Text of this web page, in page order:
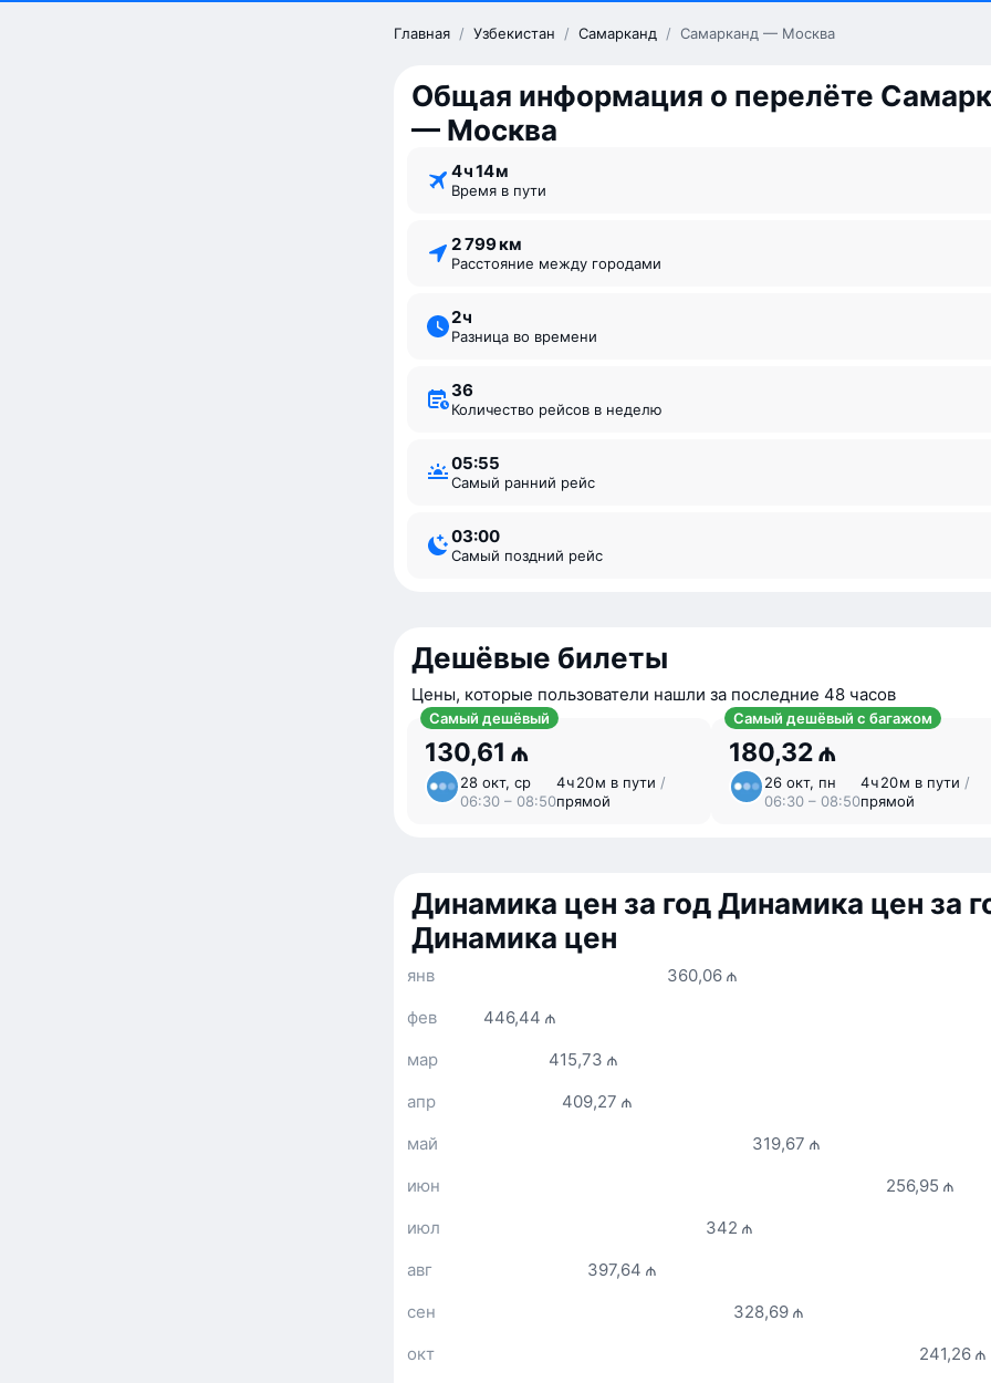
Главная / Узбекистан / Самарканд / Самарканд — Москва
Общая информация о перелёте
— Москва
4 ⁠ч 14 ⁠м
Время в пути
2 799 км
Расстояние между городами
2 ⁠ч
Разница во времени
36
Количество рейсов в неделю
05:55
Самый ранний рейс
03:00
Самый поздний рейс
Дешёвые билеты
Цены, которые пользователи нашли за последние 48 часов
Самый дешёвый
130,61 ₼
28 окт, ср
06:30 – 08:50
4 ⁠ч 20 ⁠м в пути /
прямой
Самый дешёвый с багажом
180,32 ₼
26 окт, пн
06:30 – 08:50
4 ⁠ч 20 ⁠м в пути /
прямой
Динамика цен за годДинамика цен за
Динамика цен
360,06 ₼
янв
446,44 ₼
фев
415,73 ₼
мар
409,27 ₼
апр
319,67 ₼
май
256,95 ₼
июн
342 ₼
июл
397,64 ₼
авг
328,69 ₼
сен
241,26 ₼
окт